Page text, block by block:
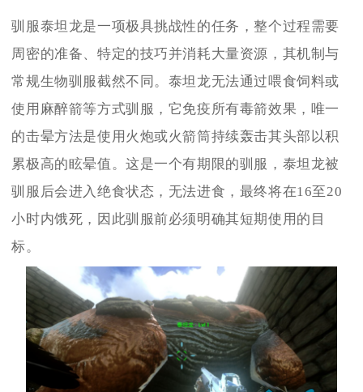
驯服泰坦龙是一项极具挑战性的任务，整个过程需要
周密的准备、特定的技巧并消耗大量资源，其机制与
常规生物驯服截然不同。泰坦龙无法通过喂食饲料或
使用麻醉箭等方式驯服，它免疫所有毒箭效果，唯一
的击晕方法是使用火炮或火箭筒持续轰击其头部以积
累极高的眩晕值。这是一个有期限的驯服，泰坦龙被
驯服后会进入绝食状态，无法进食，最终将在16至20
小时内饿死，因此驯服前必须明确其短期使用的目
标。